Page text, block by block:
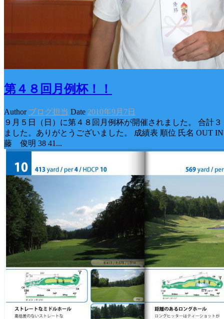
第４８回月例杯！！
Author ブログ担当 Date 2010年9月7日
９月５日（日）に第４８回月例杯が開催されました。 合計
ました。ありがとうございました。 成績表 順位 氏名 OUT
藤 俊明 38 41...